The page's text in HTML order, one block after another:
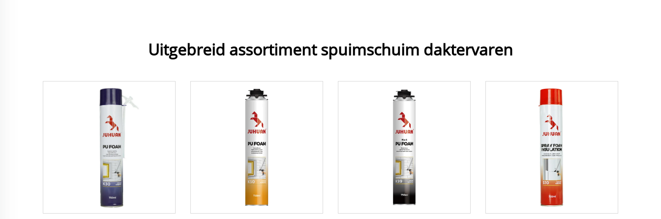
Uitgebreid assortiment spuimschuim daktervaren